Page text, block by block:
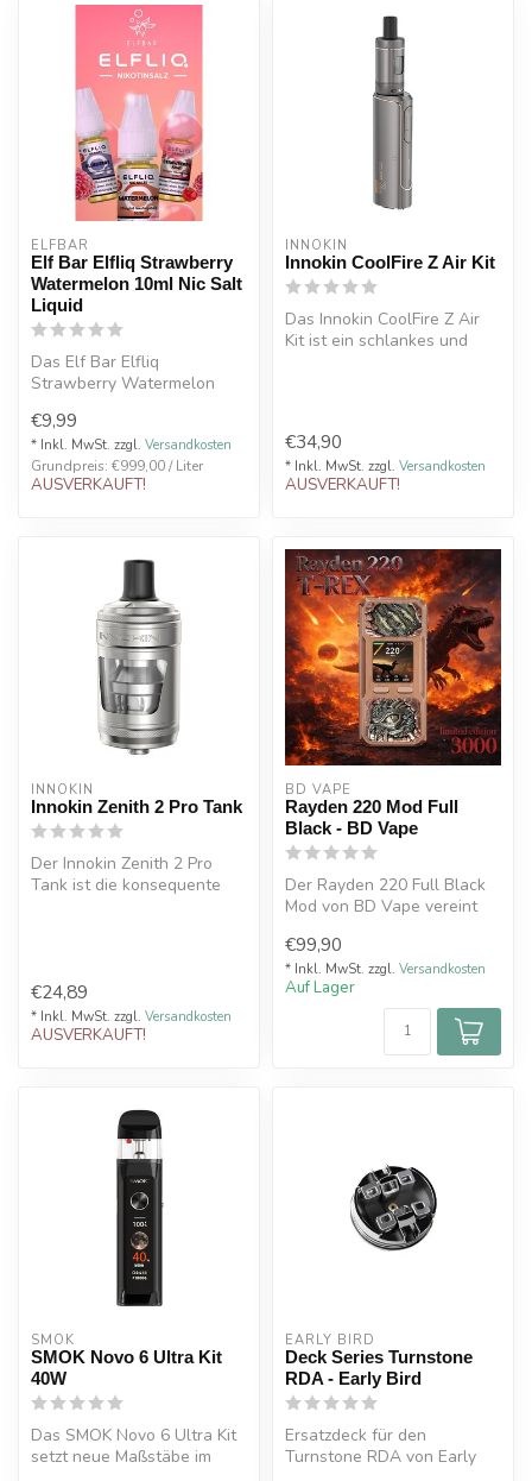
ELFBAR
Elf Bar Elfliq Strawberry
Watermelon 10ml Nic Salt
Liquid
Das Elf Bar Elfliq
Strawberry Watermelon
kombiniert den süß...
€9,99
* Inkl. MwSt. zzgl. Versandkosten
Grundpreis: €999,00 / Liter
AUSVERKAUFT!
INNOKIN
Innokin CoolFire Z Air Kit
Das Innokin CoolFire Z Air
Kit ist ein schlankes und
€34,90
* Inkl. MwSt. zzgl. Versandkosten
AUSVERKAUFT!
INNOKIN
Innokin Zenith 2 Pro Tank
Der Innokin Zenith 2 Pro
Tank ist die konsequente
€24,89
* Inkl. MwSt. zzgl. Versandkosten
AUSVERKAUFT!
BD VAPE
Rayden 220 Mod Full
Black - BD Vape
Der Rayden 220 Full Black
Mod von BD Vape vereint
hochwertige M...
€99,90
* Inkl. MwSt. zzgl. Versandkosten
Auf Lager
SMOK
SMOK Novo 6 Ultra Kit
40W
Das SMOK Novo 6 Ultra Kit
setzt neue Maßstäbe im
EARLY BIRD
Deck Series Turnstone
RDA - Early Bird
Ersatzdeck für den
Turnstone RDA von Early